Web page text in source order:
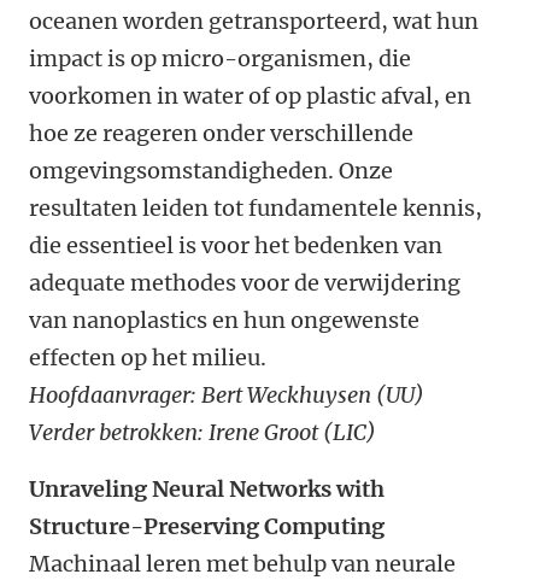
oceanen worden getransporteerd, wat hun
impact is op micro-organismen, die
voorkomen in water of op plastic afval, en
hoe ze reageren onder verschillende
omgevingsomstandigheden. Onze
resultaten leiden tot fundamentele kennis,
die essentieel is voor het bedenken van
adequate methodes voor de verwijdering
van nanoplastics en hun ongewenste
effecten op het milieu.
Hoofdaanvrager: Bert Weckhuysen (UU)
Verder betrokken: Irene Groot (LIC)
Unraveling Neural Networks with
Structure-Preserving Computing
Machinaal leren met behulp van neurale